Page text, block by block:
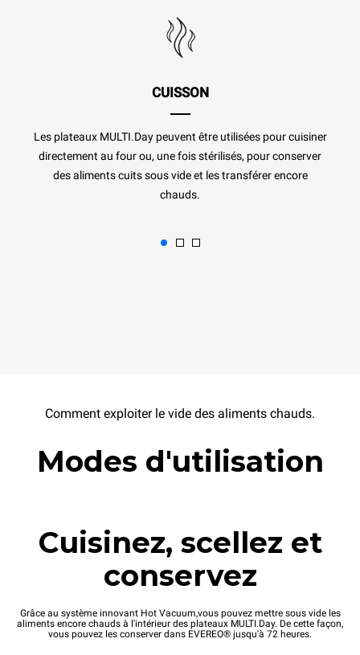
CUISSON
Les plateaux MULTI.Day peuvent être utilisées pour cuisiner
directement au four ou, une fois stérilisés, pour conserver
des aliments cuits sous vide et les transférer encore
chauds.
Comment exploiter le vide des aliments chauds.
Modes d'utilisation
Cuisinez, scellez et
conservez
Grâce au système innovant Hot Vacuum,vous pouvez mettre sous vide les
aliments encore chauds à l'intérieur des plateaux MULTI.Day. De cette façon,
vous pouvez les conserver dans EVEREO® jusqu'à 72 heures.